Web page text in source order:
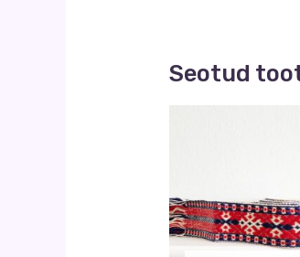
Seotud